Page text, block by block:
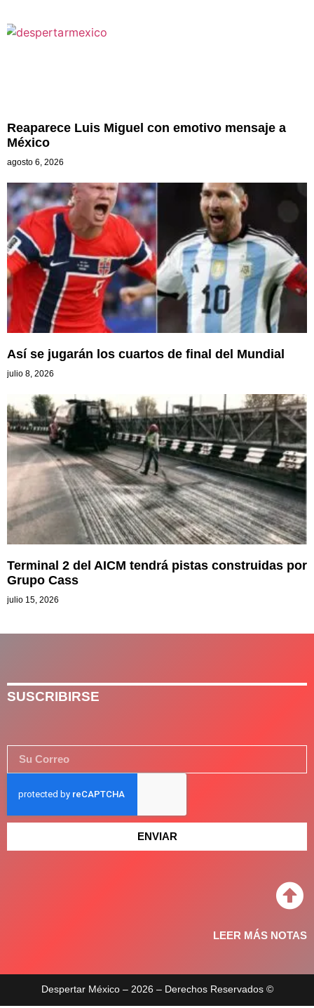
Reaparece Luis Miguel con emotivo mensaje a
México
agosto 6, 2026
Así se jugarán los cuartos de final del Mundial
julio 8, 2026
Terminal 2 del AICM tendrá pistas construidas por
Grupo Cass
julio 15, 2026
SUSCRIBIRSE
ENVIAR
LEER MÁS NOTAS
Despertar México – 2026 – Derechos Reservados ©